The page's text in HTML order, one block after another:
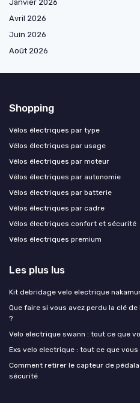
Janvier 2026
Avril 2026
Juin 2026
Août 2026
Shopping
Vélos électriques par type
Vélos électriques par usage
Vélos électriques par moteur
Vélos électriques par autonomie
Vélos électriques par batterie
Vélos électriques par cadre
Vélos électriques confort et sécurité
Vélos électriques premium
Les plus lus
Kit debridage velo electrique
Que faire si vous avez perdu la clé
?
Velo electrique swann : tout ce que
Exs velo electrique : tout ce que
Comment retirer le capteur de
sécurité